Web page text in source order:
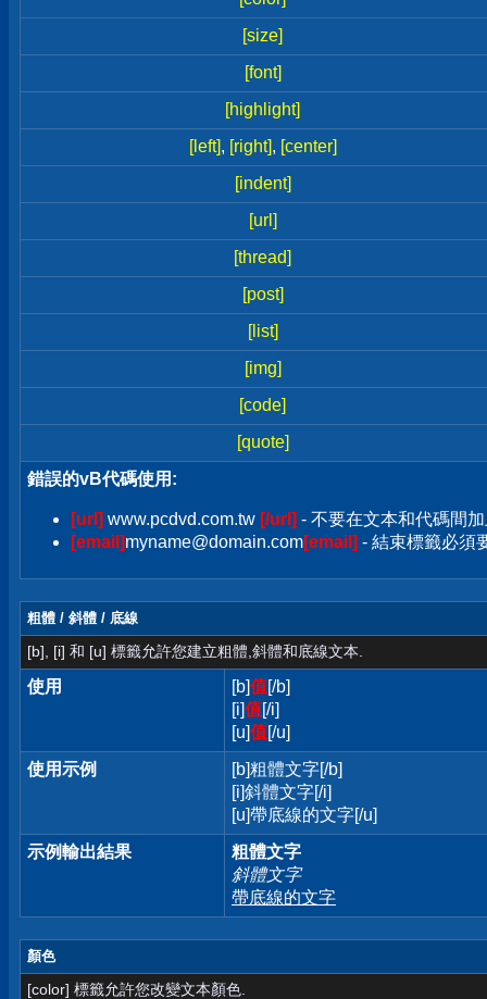
[size]
[font]
[highlight]
[left], [right], [center]
[indent]
[url]
[thread]
[post]
[list]
[img]
[code]
[quote]
錯誤的vB代碼使用:
[url] www.pcdvd.com.tw [/url] - 不要在文本和代碼間
[email]myname@domain.com[email] - 結束標籤必須
粗體 / 斜體 / 底線
[b], [i] 和 [u] 標籤允許您建立粗體,斜體和底線文本.
使用 [b]值[/b]
[i]值[/i]
[u]值[/u]
使用示例
[b]粗體文字[/b]
[i]斜體文字[/i]
[u]帶底線的文字[/u]
示例輸出結果
粗體文字
斜體文字
帶底線的文字
顏色
[color] 標籤允許您改變文本顏色.